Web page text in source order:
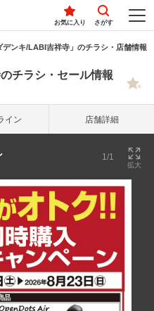
お気に入り さがす
デンキ/LABI吉祥寺」のチラシ・店舗情報
チラシ・セール情報
イン 店舗詳細
1/1
拡大